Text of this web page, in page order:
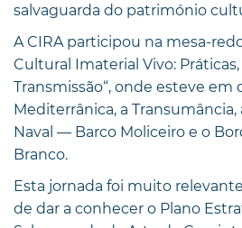
salvaguarda do património
A CIRA participou na mesa-
Cultural Imaterial Vivo:
Transmissão“, onde esteve em
Mediterrânica, a
Naval — Barco Moliceiro e o
Branco.
Esta jornada foi muito
de dar a conhecer o Plano